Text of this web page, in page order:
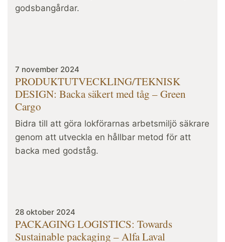
godsbangårdar.
7 november 2024
PRODUKTUTVECKLING/TEKNISK
DESIGN: Backa säkert med tåg – Green
Cargo
Bidra till att göra lokförarnas arbetsmiljö säkrare
genom att utveckla en hållbar metod för att
backa med godståg.
28 oktober 2024
PACKAGING LOGISTICS: Towards
Sustainable packaging – Alfa Laval